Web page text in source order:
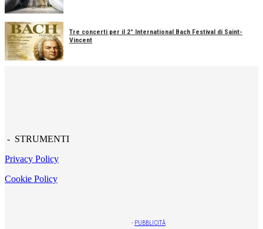
Tre concerti per il 2° International Bach Festival di Saint-
Vincent
- STRUMENTI
Privacy Policy
Cookie Policy
- PUBBLICITÀ